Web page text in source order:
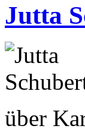
Jutta
über